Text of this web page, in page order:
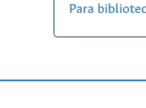
Para